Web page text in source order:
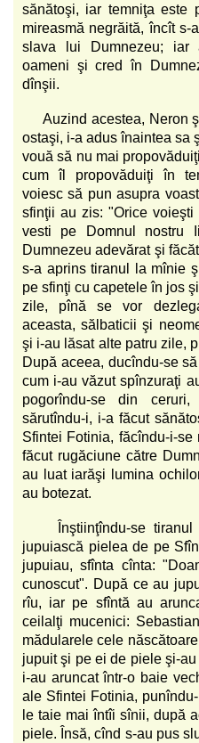
sănătoşi, iar temniţa este
mireasmă negrăită, încît s-
slava lui Dumnezeu; iar
oameni şi cred în
dînşii.
Auzind acestea, Neron
ostaşi, i-a adus înaintea sa
vouă să nu mai
cum îl propovăduiţi în
voiesc să pun asupra
sfinţii au zis: "Orice
vesti pe Domnul nostru
Dumnezeu adevărat şi
s-a aprins tiranul la mînie
pe sfinţi cu capetele în jos
zile, pînă se vor
aceasta, sălbaticii şi
şi i-au lăsat alte patru zile,
După aceea, ducîndu-se
cum i-au văzut spînzuraţi
pogorîndu-se din
sărutîndu-i, i-a făcut
Sfintei Fotinia, făcîndu-i-
făcut rugăciune către
au luat iarăşi lumina
au botezat.
Înştiinţîndu-se
jupuiască pielea de pe
jupuiau, sfînta cînta:
cunoscut". După ce au
rîu, iar pe sfîntă au
ceilalţi mucenici:
mădularele cele
jupuit şi pe ei de piele şi-
i-au aruncat într-o baie
ale Sfintei Fotinia,
le taie mai întîi sînii, după
piele. Însă, cînd s-au pus